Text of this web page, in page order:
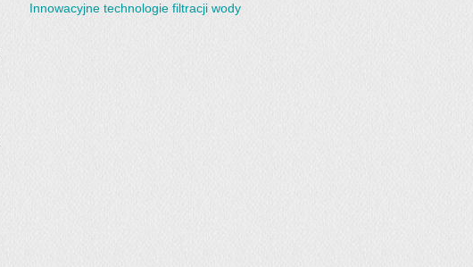
Innowacyjne technologie filtracji wody